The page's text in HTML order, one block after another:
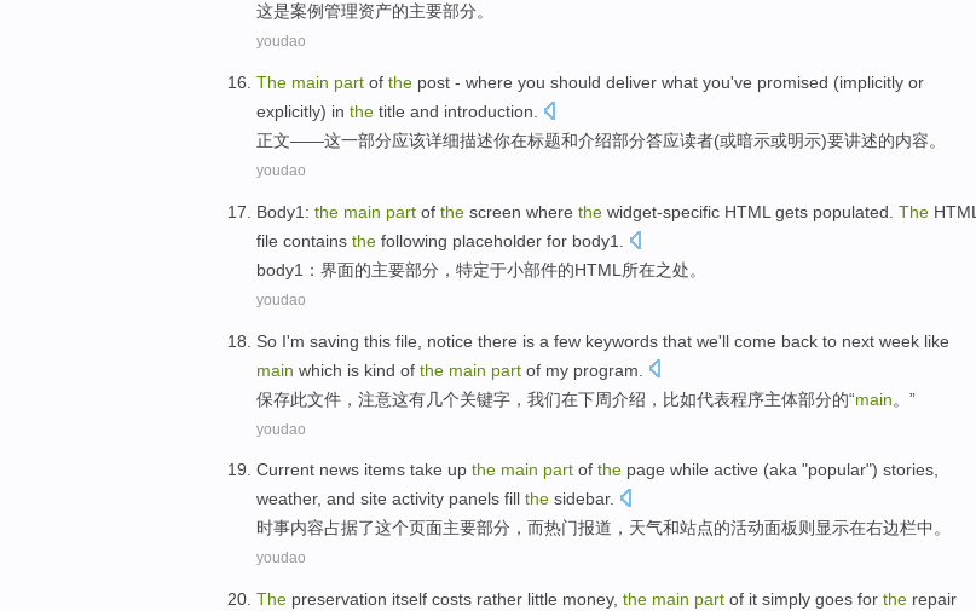
这是案例管理资产的主要部分。
youdao
The main part of the post - where you should deliver what you've promised (implicitly or
explicitly) in the title and introduction
正文——这一部分应该详细描述你在标题和介绍部分答应读者(或暗示或明示)要讲述的内容。
youdao
Body1 : the main part of the screen where the widget-specific HTML gets populated. The HTML
file contains the following placeholder for body1.
body1 ：界面的主要部分 ，特定于小部件的HTML 所在之处。
youdao
So I'm saving this file notice there is a few keywords that we'll come back to next week like
main which is kind of the main part of my program
保存此文件 ， 注意这有几个关键字 ， 我们在下周介绍， 比如代表程序主体部分的“main。”
youdao
Current news items take up the main part of the page while active (aka "popular") stories,
weather, and site activity panels fill the sidebar.
时事内容占据了这个页面主要部分 ， 而热门报道 ， 天气和站点的活动面板则显示在右边栏中。
youdao
The preservation itself costs rather little money, the main part of it simply goes for the repair